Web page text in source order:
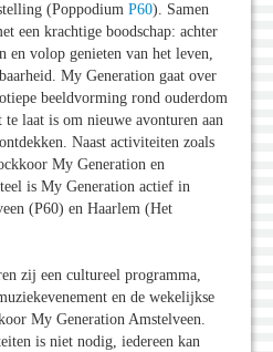
(Poppodium P60). Samen
een krachtige boodschap: achter
en volop genieten van het leven,
My Generation gaat over
beeldvorming rond ouderdom
laat is om nieuwe avonturen aan
Naast activiteiten zoals
My Generation en
is My Generation actief in
(P60) en Haarlem (Het
zij een cultureel programma,
en de wekelijkse
My Generation Amstelveen.
is niet nodig, iedereen kan